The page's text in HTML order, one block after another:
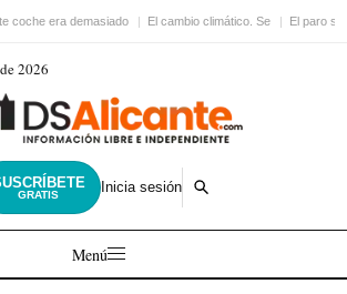
coche era demasiado El cambio climático. Se El paro
2026
GRATIS Inicia sesión
Menú